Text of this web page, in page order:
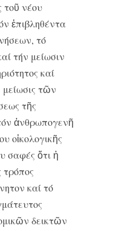
τοῦ νέου
ἐπιβληθέντα
τό
τήν μείωσιν
καί
τῶν
τῆς
ἀνθρωπογενῆ
οἰκολογικῆς
σαφές ὅτι ἡ
τρόπος
καί τό
δεικτῶν